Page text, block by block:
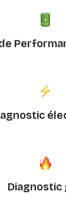
Diagnostic